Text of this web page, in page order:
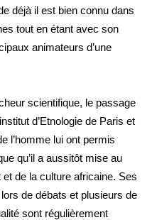
déjà il est bien connu dans
tout en étant avec son
animateurs d’une
scientifique, le passage
d’Etnologie de Paris et
l’homme lui ont permis
qu’il a aussitôt mise au
et de la culture africaine. Ses
de débats et plusieurs de
sont régulièrement